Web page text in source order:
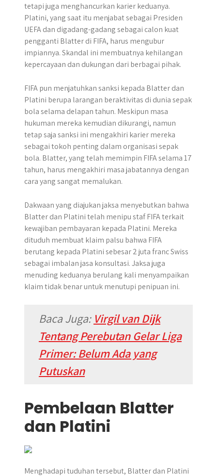
tetapi juga menghancurkan karier keduanya.
Platini, yang saat itu menjabat sebagai Presiden
UEFA dan digadang-gadang sebagai calon kuat
pengganti Blatter di FIFA, harus mengubur
impiannya. Skandal ini membuatnya kehilangan
kepercayaan dan dukungan dari berbagai pihak.
FIFA pun menjatuhkan sanksi kepada Blatter dan
Platini berupa larangan beraktivitas di dunia sepak
bola selama delapan tahun. Meskipun masa
hukuman mereka kemudian dikurangi, namun
tetap saja sanksi ini mengakhiri karier mereka
sebagai tokoh penting dalam organisasi sepak
bola. Blatter, yang telah memimpin FIFA selama 17
tahun, harus mengakhiri masa jabatannya dengan
cara yang sangat memalukan.
Dakwaan yang diajukan jaksa menyebutkan bahwa
Blatter dan Platini telah menipu staf FIFA terkait
kewajiban pembayaran kepada Platini. Mereka
dituduh membuat klaim palsu bahwa FIFA
berutang kepada Platini sebesar 2 juta franc Swiss
sebagai imbalan jasa konsultasi. Jaksa juga
menuding keduanya berulang kali menyampaikan
klaim tidak benar untuk menutupi penipuan ini.
Baca Juga: Virgil van Dijk
Tentang Perebutan Gelar Liga
Primer: Belum Ada yang
Putuskan
Pembelaan Blatter
dan Platini
Menghadapi tuduhan tersebut, Blatter dan Platini